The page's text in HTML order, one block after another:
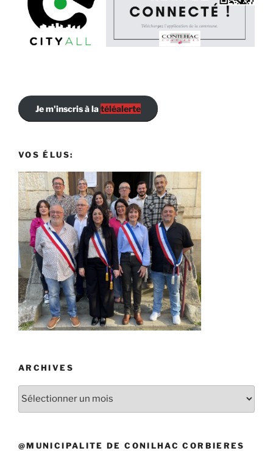
Je m'inscris à latéléalerte
VOS ÉLUS:
ARCHIVES
@MUNICIPALITE DE CONILHAC CORBIERES